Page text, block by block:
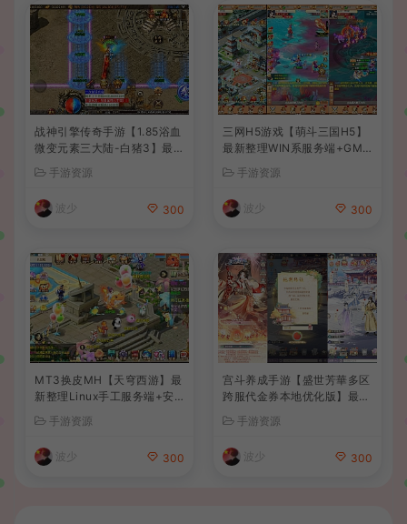
战神引擎传奇手游【1.85浴血
微变元素三大陆-白猪3】最新
整理Win系复古服务端+安卓
苹果双端+GM授权后台+详细
搭建教程
手游资源
波少 300
三网H5游戏【萌斗三国H5】
最新整理WIN系服务端+GM
后台+详细搭建教程
手游资源
波少 300
MT3换皮MH【天穹西游】最
新整理Linux手工服务端+安
卓苹果双端+GM后台+详细搭
建教程+全套源码+视频教程
手游资源
波少 300
宫斗养成手游【盛世芳華多区
跨服代金券本地优化版】最新
整理单机一键即玩端+Linux
手工服务端+CDK授权后台
+安卓+详细搭建教程
手游资源
波少 300